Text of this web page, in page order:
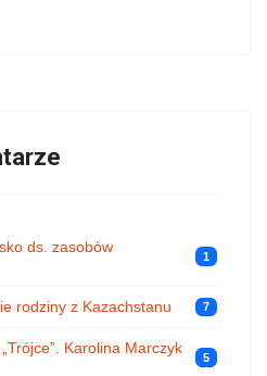
ds. zasobów
1
rodziny z Kazachstanu 7
Karolina Marczyk
5